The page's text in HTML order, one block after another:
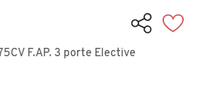
F.AP. 3 porte Elective